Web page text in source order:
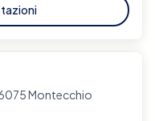
Montecchio